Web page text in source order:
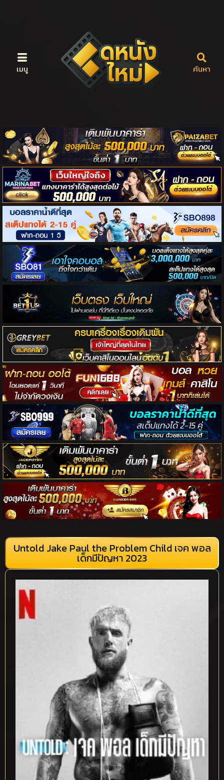
เมนู ค้นหา
Untold Jake Paul the Problem Child เจค พอล
เด็กมีปัญหา 2023